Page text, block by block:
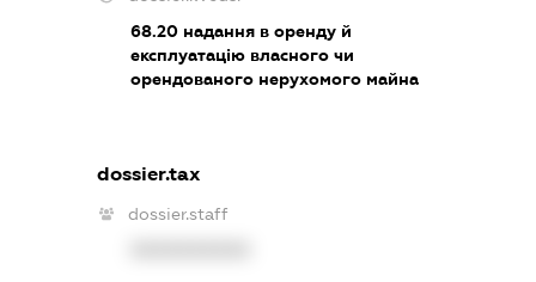
68.20 надання в оренду й
експлуатацію власного чи
орендованого нерухомого майна
dossier.tax
dossier.staff